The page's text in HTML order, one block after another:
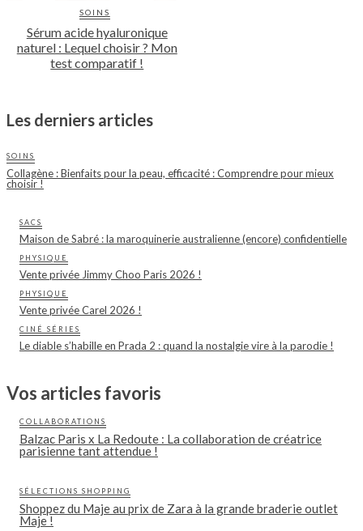
SOINS
Sérum acide hyaluronique
naturel : Lequel choisir ? Mon
test comparatif !
Les derniers articles
SOINS
Collagène : Bienfaits pour la peau, efficacité : Comprendre pour mieux
choisir !
SACS
Maison de Sabré : la maroquinerie australienne (encore) confidentielle
PHYSIQUE
Vente privée Jimmy Choo Paris 2026 !
PHYSIQUE
Vente privée Carel 2026 !
CINÉ SÉRIES
Le diable s’habille en Prada 2 : quand la nostalgie vire à la parodie !
Vos articles favoris
COLLABORATIONS
Balzac Paris x La Redoute : La collaboration de créatrice
parisienne tant attendue !
SÉLECTIONS SHOPPING
Shoppez du Maje au prix de Zara à la grande braderie outlet
Maje !